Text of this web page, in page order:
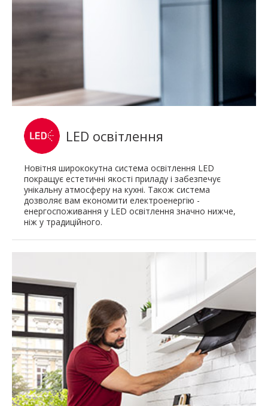
LED освітлення
Новітня ширококутна система освітлення LED
покращує естетичні якості приладу і забезпечує
унікальну атмосферу на кухні. Також система
дозволяє вам економити електроенергію -
енергоспоживання у LED освітлення значно нижче,
ніж у традиційного.